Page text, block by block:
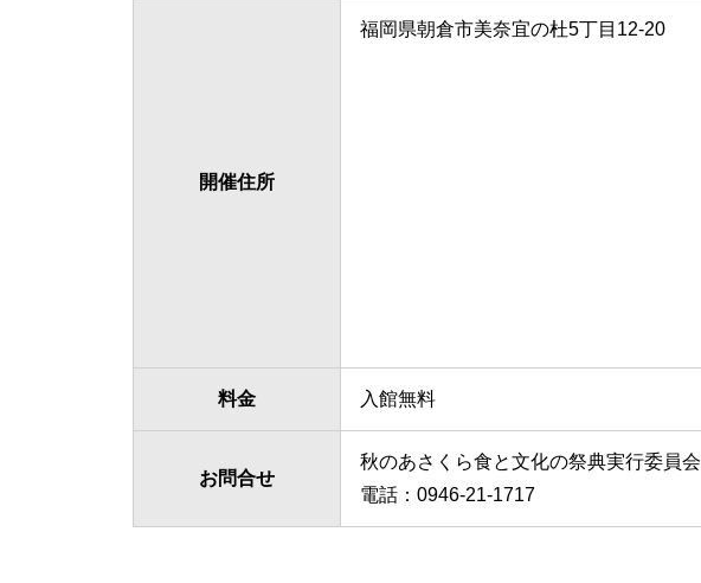
開催住所
福岡県朝倉市美奈宜の杜5丁目12-20
料金 入館無料
お問合せ
秋のあさくら食と文化の祭典実行委員会
電話：0946-21-1717